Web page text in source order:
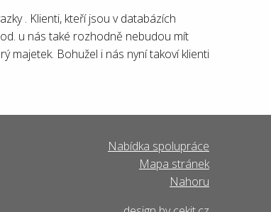
. Klienti, kteří jsou v databázích
u nás také rozhodně nebudou mít
majetek. Bohužel i nás nyní takoví klienti
Nabídka spolupráce
Mapa stránek
Nahoru